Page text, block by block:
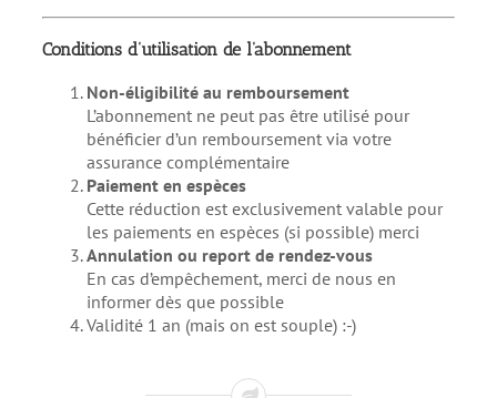
Conditions d’utilisation de l’abonnement
Non-éligibilité au remboursement
L’abonnement ne peut pas être utilisé pour
bénéficier d’un remboursement via votre
assurance complémentaire
Paiement en espèces
Cette réduction est exclusivement valable pour
les paiements en espèces (si possible) merci
Annulation ou report de rendez-vous
En cas d’empêchement, merci de nous en
informer dès que possible
Validité 1 an (mais on est souple) :-)